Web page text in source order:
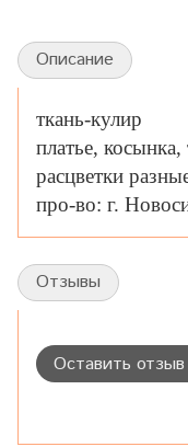
Описание
ткань-кулир
платье, косынка,
расцветки
про-во: г.
Отзывы
Оставить отзыв